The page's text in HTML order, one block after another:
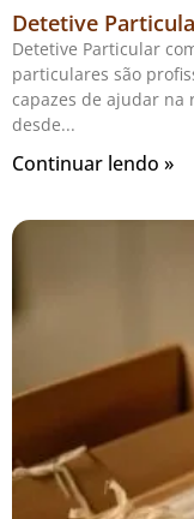
Detetive
Detetive Particular
particulares são
capazes de ajudar na
desde
Continuar lendo »